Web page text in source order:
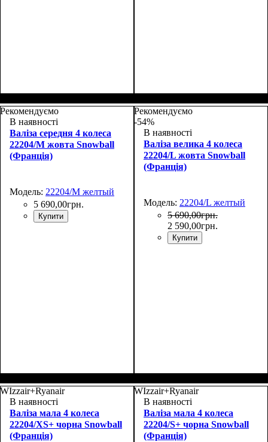
48х30х20+5
55х37х20+5
Рекомендуємо
В наявності
Валіза середня 4 колеса
22204/M жовта Snowball
(Франція)
Модель: 22204/M желтый
5 690,00грн.
Купити
69х43х27+4
Рекомендуємо
-54%
В наявності
Валіза велика 4 колеса
22204/L жовта Snowball
(Франція)
Модель: 22204/L желтый
5 690,00грн.
2 590,00грн.
Купити
80х48х30+4
WIzzair+Ryanair
В наявності
Валіза мала 4 колеса
22204/XS+ чорна Snowball
(Франція)
WIzzair+Ryanair
В наявності
Валіза мала 4 колеса
22204/S+ чорна Snowball
(Франція)